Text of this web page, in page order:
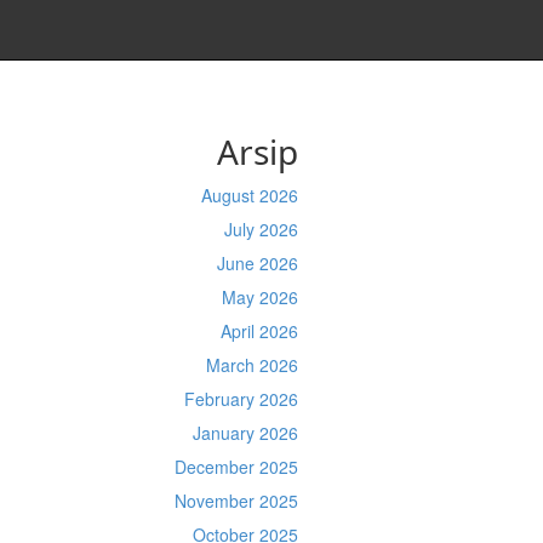
Arsip
August 2026
July 2026
June 2026
May 2026
April 2026
March 2026
February 2026
January 2026
December 2025
November 2025
October 2025